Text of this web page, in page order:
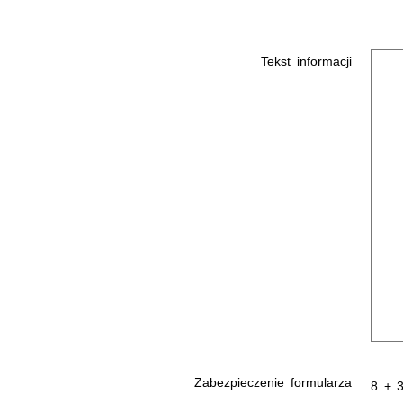
Tekst informacji
Zabezpieczenie formularza 8 +